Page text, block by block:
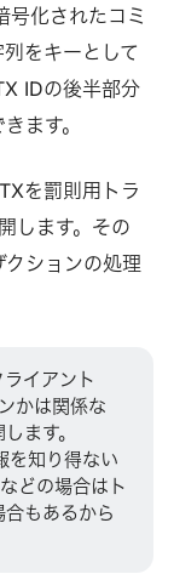
号化されたコミ
をキーとして
IDの後半部分
ます。
を罰則用トラ
します。その
ションの処理
イアント
かは関係な
ます。
知り得ない
どの場合はト
もあるから